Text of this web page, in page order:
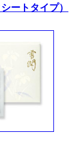
ートタイプ）